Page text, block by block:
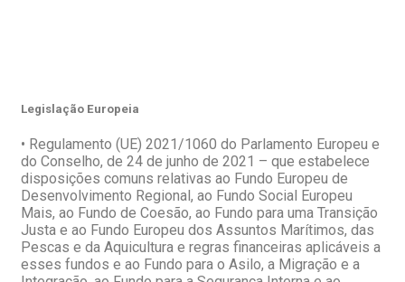
Legislação Europeia
• Regulamento (UE) 2021/1060 do Parlamento Europeu e
do Conselho, de 24 de junho de 2021 – que estabelece
disposições comuns relativas ao Fundo Europeu de
Desenvolvimento Regional, ao Fundo Social Europeu
Mais, ao Fundo de Coesão, ao Fundo para uma Transição
Justa e ao Fundo Europeu dos Assuntos Marítimos, das
Pescas e da Aquicultura e regras financeiras aplicáveis a
esses fundos e ao Fundo para o Asilo, a Migração e a